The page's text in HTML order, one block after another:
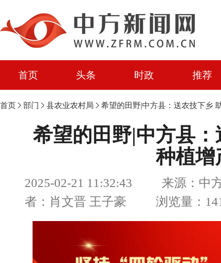
首页 头条 时政 推荐
首页 部门 县农业农村局 希望的田野|中方县：送农技下乡
希望的田野|中方县
种植增
2025-02-21 11:32:43 来源：中方
者：肖文晋 王子豪 浏览量：